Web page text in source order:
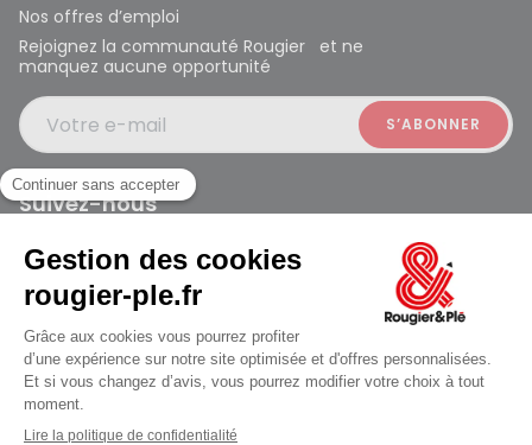
jusqu'au Samedi à 10:00
Nos offres d’emploi
Rejoignez la communauté Rougier et ne
manquez aucune opportunité
Votre e-mail
Suivez-nous
Rougier et Plé 2024 Copyright